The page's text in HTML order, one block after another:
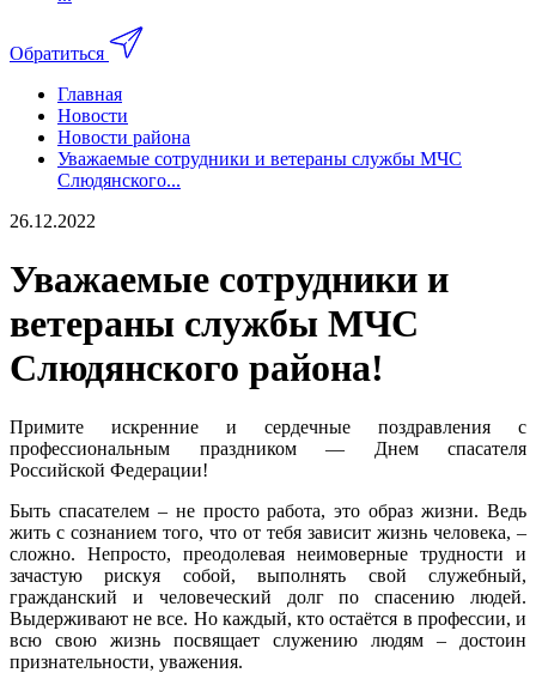
Обратиться
Главная
Новости
Новости района
Уважаемые сотрудники и ветераны службы МЧС
Слюдянского...
26.12.2022
Уважаемые сотрудники и
ветераны службы МЧС
Слюдянского района!
Примите искренние и сердечные поздравления с
профессиональным праздником — Днем спасателя
Российской Федерации!
Быть спасателем – не просто работа, это образ жизни. Ведь
жить с сознанием того, что от тебя зависит жизнь человека, –
сложно. Непросто, преодолевая неимоверные трудности и
зачастую рискуя собой, выполнять свой служебный,
гражданский и человеческий долг по спасению людей.
Выдерживают не все. Но каждый, кто остаётся в профессии, и
всю свою жизнь посвящает служению людям – достоин
признательности, уважения.